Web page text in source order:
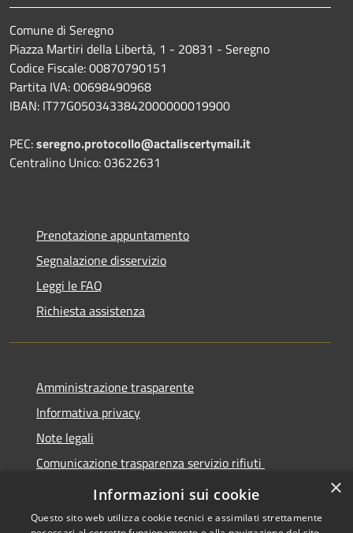
Comune di Seregno
Piazza Martiri della Libertà, 1 - 20831 - Seregno
Codice Fiscale: 00870790151
Partita IVA: 00698490968
IBAN: IT77G0503433842000000019900
PEC:seregno.protocollo@actaliscertymail.it
Centralino Unico: 03622631
Prenotazione appuntamento
Segnalazione disservizio
Leggi le FAQ
Richiesta assistenza
Amministrazione trasparente
Informativa privacy
Note legali
Comunicazione trasparenza servizio rifiuti
Dichiarazione di accessibilità
×
Informazioni sui cookie
Questo sito web utilizza cookie tecnici e assimilati strettamente